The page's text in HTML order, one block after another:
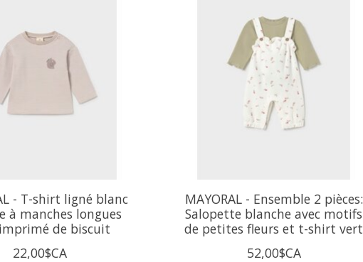
- T-shirt ligné blanc
à manches longues
de biscuit
22,00$CA
MAYORAL - Ensemble 2 pièces:
Salopette blanche avec motifs
de petites fleurs et t-shirt vert
52,00$CA